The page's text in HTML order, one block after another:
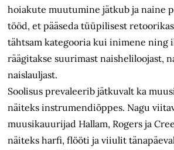
hoiakute muutumine jätkub ja naine
tööd, et pääseda tüüpilisest
tähtsam kategooria kui inimene ning
räägitakse suurimast naisheliloojast,
naislauljast.
Soolisus prevaleerib jätkuvalt ka
näiteks instrumendiõppes. Nagu
muusikauurijad Hallam, Rogers ja
näiteks harfi, flööti ja viiulit